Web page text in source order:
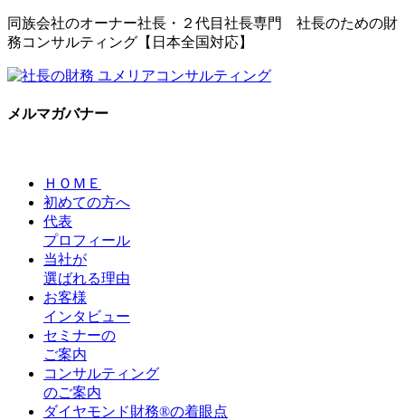
同族会社のオーナー社長・２代目社長専門 社長のための財
務コンサルティング【日本全国対応】
メルマガバナー
ＨＯＭＥ
初めての方へ
代表
プロフィール
当社が
選ばれる理由
お客様
インタビュー
セミナーの
ご案内
コンサルティング
のご案内
ダイヤモンド財務®の着眼点